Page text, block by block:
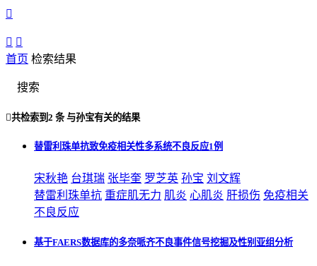

 
首页 检索结果
搜索
共检索到 2 条与孙宝有关的结果
替雷利珠单抗致免疫相关性多系统不良反应1例
宋秋艳 台琪瑞 张毕奎 罗芝英 孙宝 刘文辉
替雷利珠单抗 重症肌无力 肌炎 心肌炎 肝损伤 免疫相关
不良反应
基于FAERS数据库的多奈哌齐不良事件信号挖掘及性别亚组分析